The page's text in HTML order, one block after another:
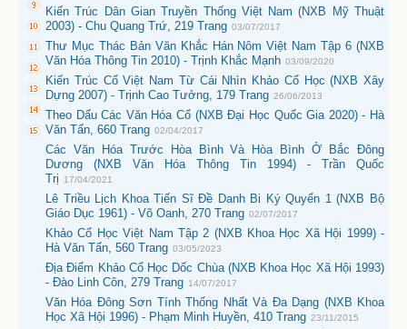
Kiến Trúc Dân Gian Truyền Thống Việt Nam (NXB Mỹ Thuật
2003) - Chu Quang Trứ, 219 Trang 03/07/2017
Thư Mục Thác Bản Văn Khắc Hán Nôm Việt Nam Tập 6 (NXB
Văn Hóa Thông Tin 2010) - Trịnh Khắc Mạnh 03/09/2020
Kiến Trúc Cổ Việt Nam Từ Cái Nhìn Khảo Cổ Học (NXB Xây
Dựng 2007) - Trịnh Cao Tưởng, 179 Trang 26/06/2013
Theo Dấu Các Văn Hóa Cổ (NXB Đại Học Quốc Gia 2020) - Hà
Văn Tấn, 660 Trang 02/04/2017
Các Văn Hóa Trước Hòa Bình Và Hòa Bình Ở Bắc Đông
Dương (NXB Văn Hóa Thông Tin 1994) - Trần Quốc
Trị
17/04/2021
Lê Triều Lịch Khoa Tiến Sĩ Đề Danh Bi Ký Quyển 1 (NXB Bộ
Giáo Dục 1961) - Võ Oanh, 270 Trang 02/07/2017
Khảo Cổ Học Việt Nam Tập 2 (NXB Khoa Học Xã Hội 1999) -
Hà Văn Tấn, 560 Trang 03/05/2023
Địa Điểm Khảo Cổ Học Dốc Chùa (NXB Khoa Học Xã Hội 1993)
- Đào Linh Côn, 279 Trang 14/07/2017
Văn Hóa Đông Sơn Tính Thống Nhất Và Đa Dạng (NXB Khoa
Học Xã Hội 1996) - Phạm Minh Huyền, 410 Trang 23/11/2015